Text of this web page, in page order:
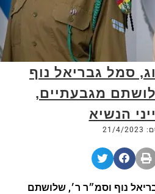
סמל גבריאל נוף
מגבעתיים,
הנשיא
2023
נוף וסמ״ר ר׳, שלושתם